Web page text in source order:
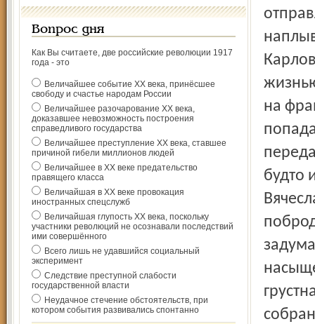
Вопрос дня
Как Вы считаете, две российские революции 1917
года - это
Величайшее событие ХХ века, принёсшее
свободу и счастье народам России
Величайшее разочарование ХХ века,
доказавшее невозможность построения
справедливого государства
Величайшее преступление ХХ века, ставшее
причиной гибели миллионов людей
Величайшее в ХХ веке предательство
правящего класса
Величайшая в ХХ веке провокация
иностранных спецслужб
Величайшая глупость ХХ века, поскольку
участники революций не осознавали последствий
ими совершённого
Всего лишь не удавшийся социальный
эксперимент
Следствие преступной слабости
государственной власти
Неудачное стечение обстоятельств, при
котором события развивались спонтанно
на
будто